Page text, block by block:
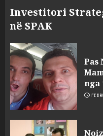
Investitori
në SPAK
Pas
nga